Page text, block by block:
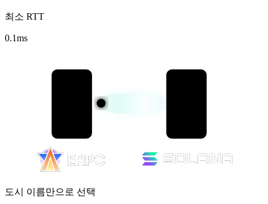
최소 RTT
0.1ms
도시 이름만으로 선택